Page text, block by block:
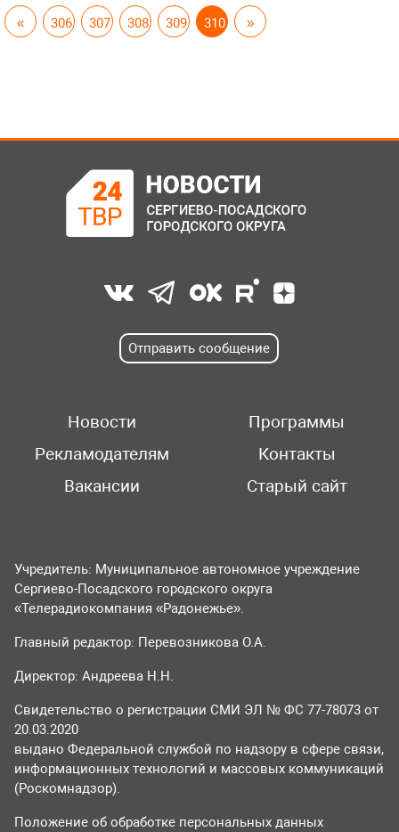
« 306 307 308 309 310 »
Отправить сообщение
Новости
Программы
Рекламодателям
Контакты
Вакансии
Старый сайт
Учредитель: Муниципальное автономное учреждение
Сергиево-Посадского городского округа
«Телерадиокомпания «Радонежье».
Главный редактор: Перевозникова О.А.
Директор: Андреева Н.Н.
Свидетельство о регистрации СМИ ЭЛ № ФС 77-78073 от
20.03.2020
выдано Федеральной службой по надзору в сфере связи,
информационных технологий и массовых коммуникаций
(Роскомнадзор).
Положение об обработке персональных данных